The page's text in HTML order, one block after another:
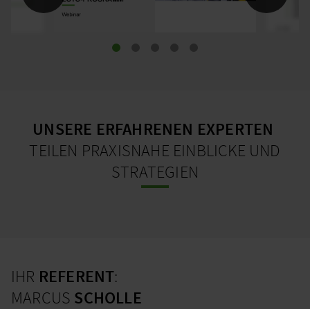
UNSERE ERFAHRENEN EXPERTEN
TEILEN PRAXISNAHE EINBLICKE UND
STRATEGIEN
IHR REFERENT:
MARCUS SCHOLLE